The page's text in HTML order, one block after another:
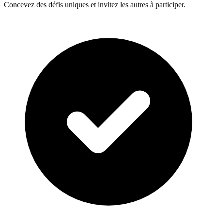
Concevez des défis uniques et invitez les autres à participer.